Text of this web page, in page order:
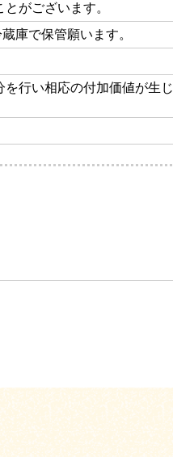
がございます。
庫で保管願います。
行い相応の付加価値が生じ